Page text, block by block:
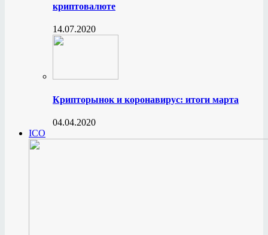
криптовалюте
14.07.2020
Крипторынок и коронавирус: итоги марта
04.04.2020
ICO